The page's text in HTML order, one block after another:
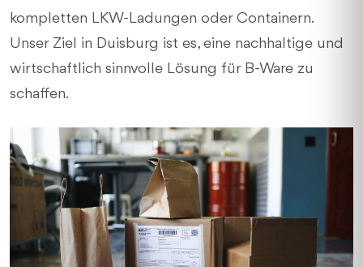
kompletten LKW-Ladungen oder Containern.
Unser Ziel in Duisburg ist es, eine nachhaltige und
wirtschaftlich sinnvolle Lösung für B-Ware zu
schaffen.